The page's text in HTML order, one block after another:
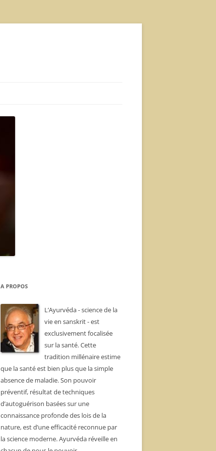
A PROPOS
L’Ayurvéda - science de la
vie en sanskrit - est
exclusivement focalisée
sur la santé. Cette
tradition millénaire estime
que la santé est bien plus que la simple
absence de maladie. Son pouvoir
préventif, résultat de techniques
d’autoguérison basées sur une
connaissance profonde des lois de la
nature, est d’une efficacité reconnue par
la science moderne. Ayurvéda réveille en